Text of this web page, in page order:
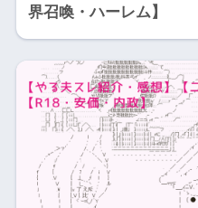
界召喚・ハーレム】